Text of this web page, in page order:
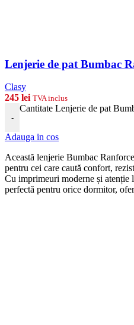
Lenjerie de pat Bumbac
Clasy
245 lei TVA inclus
-
Cantitate Lenjerie de pat
Adauga in cos
Această lenjerie Bumbac
pentru cei care caută confort,
Cu imprimeuri moderne și atenție
perfectă pentru orice dormitor,